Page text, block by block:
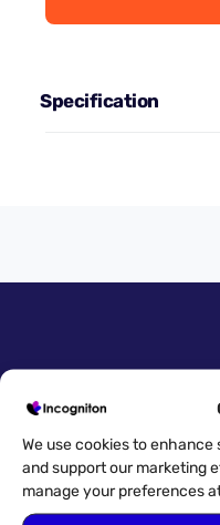
We use cookies to
and support our marketing
manage your preferences
Specification
Accès rapide
Essayez gratuitement !
Télécharger